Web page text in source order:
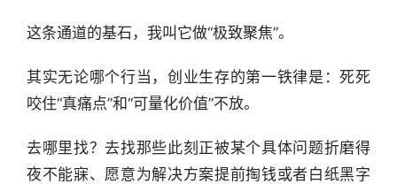
这条通道的基石，我叫它做“极致聚焦”。
其实无论哪个行当，创业生存的第一铁律是：死死
咬住“真痛点”和“可量化价值”不放。
去哪里找？去找那些此刻正被某个具体问题折磨得
夜不能寐、愿意为解决方案提前掏钱或者白纸黑字